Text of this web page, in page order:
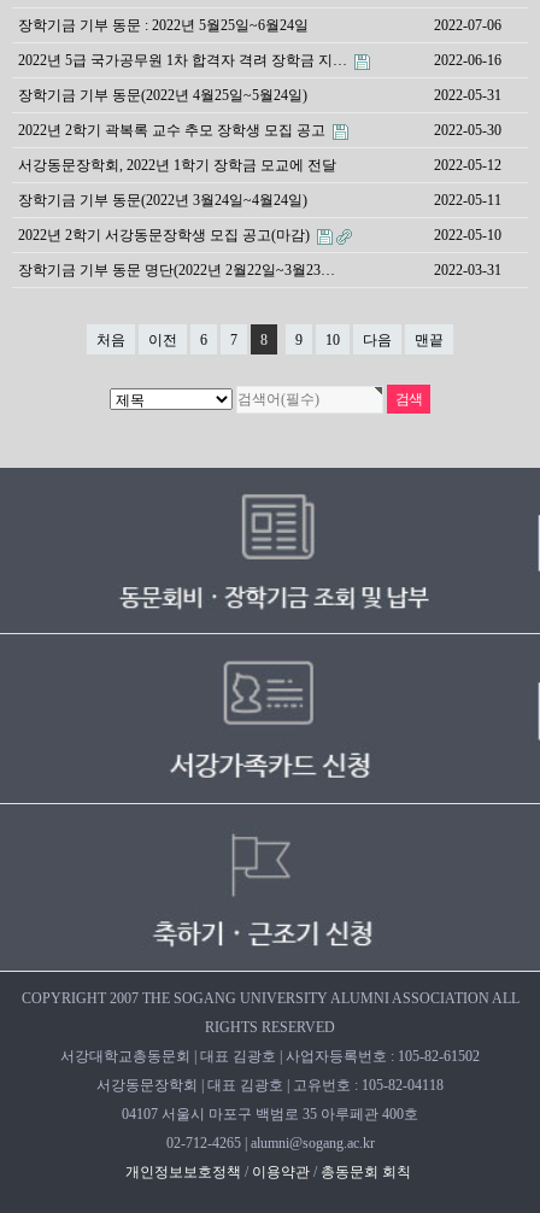
장학기금 기부 동문 : 2022년 5월25일~6월24일 2022-07-06
2022년 5급 국가공무원 1차 합격자 격려 장학금 지… 2022-06-16
장학기금 기부 동문(2022년 4월25일~5월24일) 2022-05-31
2022년 2학기 곽복록 교수 추모 장학생 모집 공고 2022-05-30
서강동문장학회, 2022년 1학기 장학금 모교에 전달 2022-05-12
장학기금 기부 동문(2022년 3월24일~4월24일) 2022-05-11
2022년 2학기 서강동문장학생 모집 공고(마감) 2022-05-10
장학기금 기부 동문 명단(2022년 2월22일~3월23… 2022-03-31
처음 이전 6 7 8 9 10 다음 맨끝
COPYRIGHT 2007 THE SOGANG UNIVERSITY ALUMNI ASSOCIATION ALL
RIGHTS RESERVED
서강대학교총동문회 | 대표 김광호 | 사업자등록번호 : 105-82-61502
서강동문장학회 | 대표 김광호 | 고유번호 : 105-82-04118
04107 서울시 마포구 백범로 35 아루페관 400호
02-712-4265 | alumni@sogang.ac.kr
개인정보보호정책 / 이용약관 / 총동문회 회칙